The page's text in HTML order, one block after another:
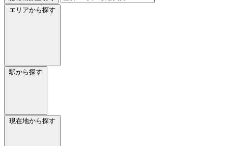
エリアから探す
駅から探す
現在地から探す